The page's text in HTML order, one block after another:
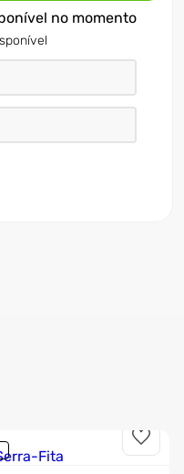
no momento